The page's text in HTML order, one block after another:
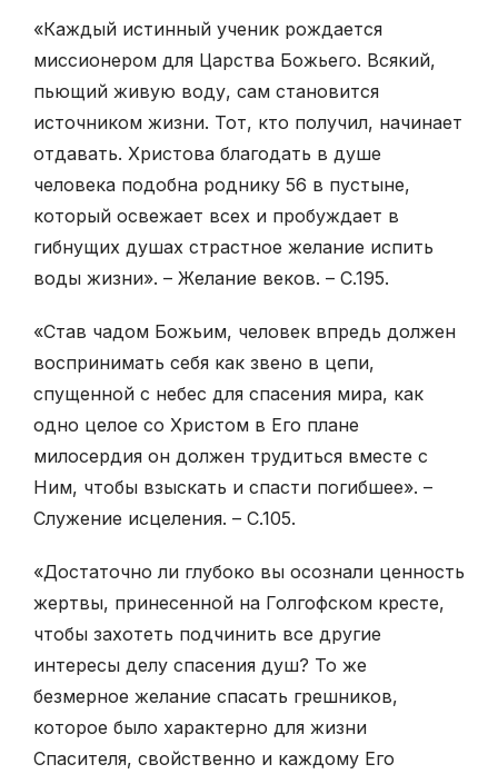
«Каждый истинный ученик рождается
миссионером для Царства Божьего. Всякий,
пьющий живую воду, сам становится
источником жизни. Тот, кто получил, начинает
отдавать. Христова благодать в душе
человека подобна роднику 56 в пустыне,
который освежает всех и пробуждает в
гибнущих душах страстное желание испить
воды жизни». – Желание веков. – С.195.
«Став чадом Божьим, человек впредь должен
воспринимать себя как звено в цепи,
спущенной с небес для спасения мира, как
одно целое со Христом в Его плане
милосердия он должен трудиться вместе с
Ним, чтобы взыскать и спасти погибшее». –
Служение исцеления. – С.105.
«Достаточно ли глубоко вы осознали ценность
жертвы, принесенной на Голгофском кресте,
чтобы захотеть подчинить все другие
интересы делу спасения душ? То же
безмерное желание спасать грешников,
которое было характерно для жизни
Спасителя, свойственно и каждому Его